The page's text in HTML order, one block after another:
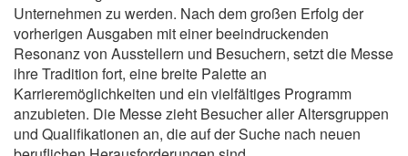
Unternehmen zu werden. Nach dem großen Erfolg der
vorherigen Ausgaben mit einer beeindruckenden
Resonanz von Ausstellern und Besuchern, setzt die Messe
ihre Tradition fort, eine breite Palette an
Karrieremöglichkeiten und ein vielfältiges Programm
anzubieten. Die Messe zieht Besucher aller Altersgruppen
und Qualifikationen an, die auf der Suche nach neuen